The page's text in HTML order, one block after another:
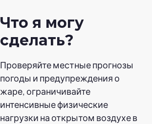
Что я могу
сделать?
Проверяйте местные прогнозы
погоды и предупреждения о
жаре, ограничивайте
интенсивные физические
нагрузки на открытом воздухе в